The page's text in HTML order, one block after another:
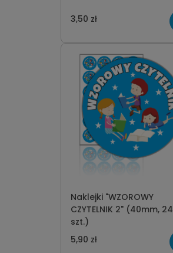
3,50 zł
Naklejki "WZOROWY
CZYTELNIK 2" (40mm, 24
szt.)
5,90 zł